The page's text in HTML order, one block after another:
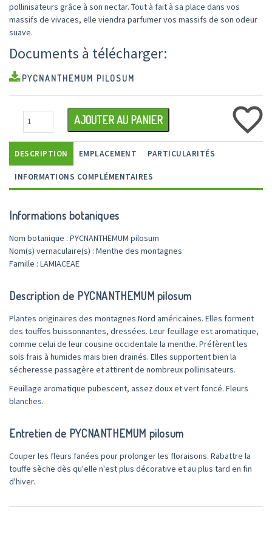
pollinisateurs grâce à son nectar. Tout à fait à sa place dans vos
massifs de vivaces, elle viendra parfumer vos massifs de son odeur
suave.
Documents à télécharger:
PYCNANTHEMUM PILOSUM
AJOUTER AU PANIER
DESCRIPTION EMPLACEMENT PARTICULARITÉS
INFORMATIONS COMPLÉMENTAIRES
Informations botaniques
Nom botanique : PYCNANTHEMUM pilosum
Nom(s) vernaculaire(s) : Menthe des montagnes
Famille : LAMIACEAE
Description de PYCNANTHEMUM pilosum
Plantes originaires des montagnes Nord américaines. Elles forment
des touffes buissonnantes, dressées. Leur feuillage est aromatique,
comme celui de leur cousine occidentale la menthe. Préfèrent les
sols frais à humides mais bien drainés. Elles supportent bien la
sécheresse passagère et attirent de nombreux pollinisateurs.
Feuillage aromatique pubescent, assez doux et vert foncé. Fleurs
blanches.
Entretien de PYCNANTHEMUM pilosum
Couper les fleurs fanées pour prolonger les floraisons. Rabattre la
touffe sèche dès qu'elle n'est plus décorative et au plus tard en fin
d'hiver.